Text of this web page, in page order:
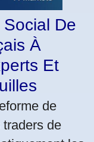
De
À
Et
de
de